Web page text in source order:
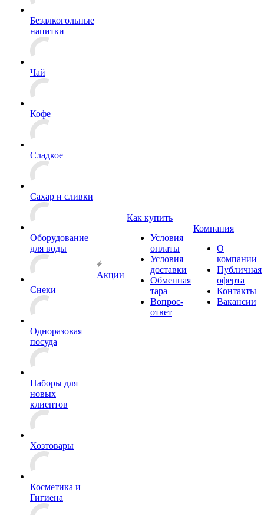
Безалкогольные
напитки
Чай
Кофе
Сладкое
Сахар и сливки
Оборудование
для воды
Снеки
Одноразовая
посуда
Наборы для
новых
клиентов
Хозтовары
Косметика и
Гигиена
Акции
Как купить
Условия
оплаты
Условия
доставки
Обменная
тара
Вопрос-
ответ
Компания
О
компании
Публичная
оферта
Контакты
Вакансии